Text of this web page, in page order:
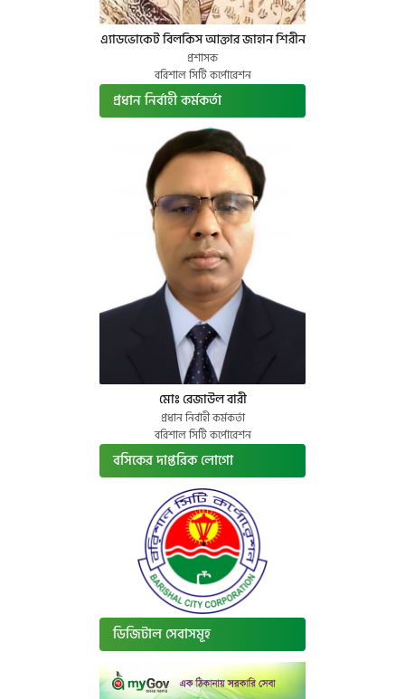
এ্যাডভোকেট বিলকিস আক্তার জাহান শিরীন
প্রশাসক
বরিশাল সিটি কর্পোরেশন
প্রধান নির্বাহী কর্মকর্তা
মোঃ রেজাউল বারী
প্রধান নির্বাহী কর্মকর্তা
বরিশাল সিটি কর্পোরেশন
বসিকের দাপ্তরিক লোগো
ডিজিটাল সেবাসমূহ